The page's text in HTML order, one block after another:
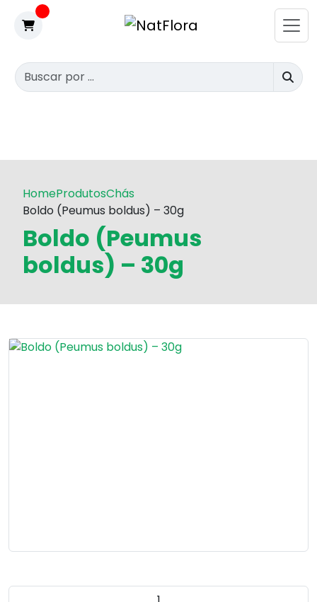
HomeProdutosChás
Boldo (Peumus boldus) – 30g
Boldo (Peumus
boldus) – 30g
Quantidade do produto